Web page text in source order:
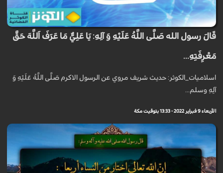
قَالَ رسول الله صَلَّى اللَّهُ عَلَيْهِ وَ آلِهِ: يَا عَلِيُّ مَا عَرَفَ اَللَّهَ حَقَّ
مَعْرِفَتِهِ...
اسلاميات_الكوثر: حديث شريف مروي عن الرسول الاكرم صَلَّى اللَّهُ عَلَيْهِ وَ
آلِهِ وسلم...
الأربعاء 9 فبراير 2022 - 13:33 بتوقيت مكة